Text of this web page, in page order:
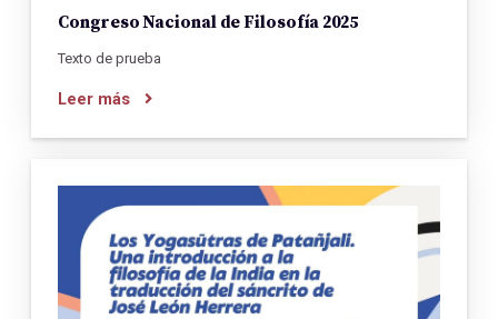
Congreso Nacional de Filosofía 2025
Texto de prueba
Leer más